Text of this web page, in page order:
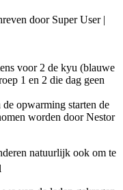
door Super User|
voor 2 de kyu (blauwe
1 en 2 die dag geen
opwarming starten de
worden door Nestor
natuurlijk ook om te